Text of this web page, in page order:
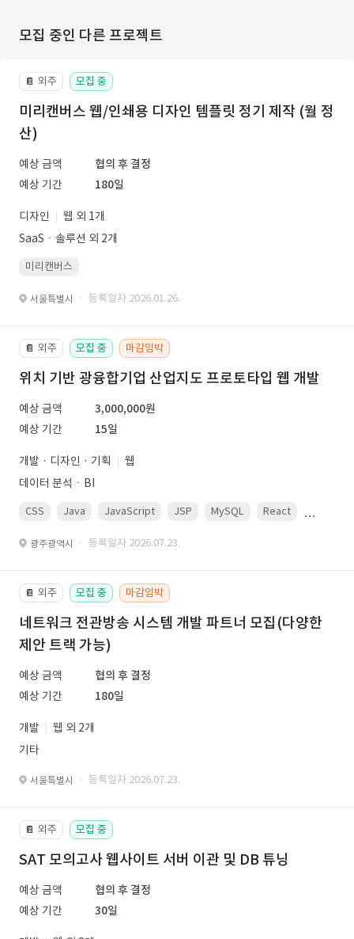
모집 중인 다른 프로젝트
📔 외주 모집 중
미리캔버스 웹/인쇄용 디자인 템플릿 정기 제작 (월 정
산)
예상 금액
협의 후 결정
예상 기간
180일
디자인
웹 외 1개
SaaSㆍ솔루션 외 2개
미리캔버스
서울특별시 · 등록일자 2026.01.26.
📔 외주 모집 중 마감임박
위치 기반 광융합기업 산업지도 프로토타입 웹 개발
예상 금액
3,000,000원
예상 기간
15일
개발 · 디자인 · 기획
웹
데이터 분석ㆍBI
CSS Java JavaScript JSP MySQL React
광주광역시 · 등록일자 2026.07.23.
📔 외주 모집 중 마감임박
네트워크 전관방송 시스템 개발 파트너 모집(다양한
제안 트랙 가능)
예상 금액
협의 후 결정
예상 기간
180일
개발
웹 외 2개
기타
서울특별시 · 등록일자 2026.07.23.
📔 외주 모집 중
SAT 모의고사 웹사이트 서버 이관 및 DB 튜닝
예상 금액
협의 후 결정
예상 기간
30일